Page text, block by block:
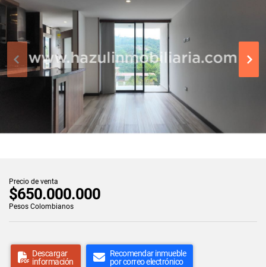
Precio de venta
$650.000.000
Pesos Colombianos
Descargar
información
Recomendar inmueble
por correo electrónico